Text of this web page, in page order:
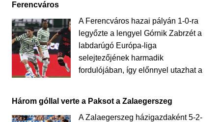
Ferencváros
A Ferencváros hazai pályán 1-0-ra
legyőzte a lengyel Górnik Zabrzét a
labdarúgó Európa-liga
selejtezőjének harmadik
fordulójában, így előnnyel utazhat a
Három góllal verte a Paksot a Zalaegerszeg
A Zalaegerszeg házigazdaként 5-2-